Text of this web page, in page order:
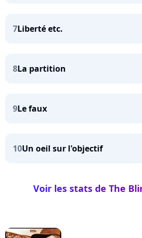
7Liberté etc.
8La partition
9Le faux
10Un oeil sur l'objectif
Voir les stats de The